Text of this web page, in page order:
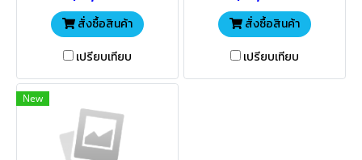
เคลือบป้องกันสนิมถึง 3 ชั้น
สั่งซื้อสินค้า
เปรียบเทียบ
เคลือบป้องกันสนิมถึง 3 ชั้น
สั่งซื้อสินค้า
เปรียบเทียบ
New